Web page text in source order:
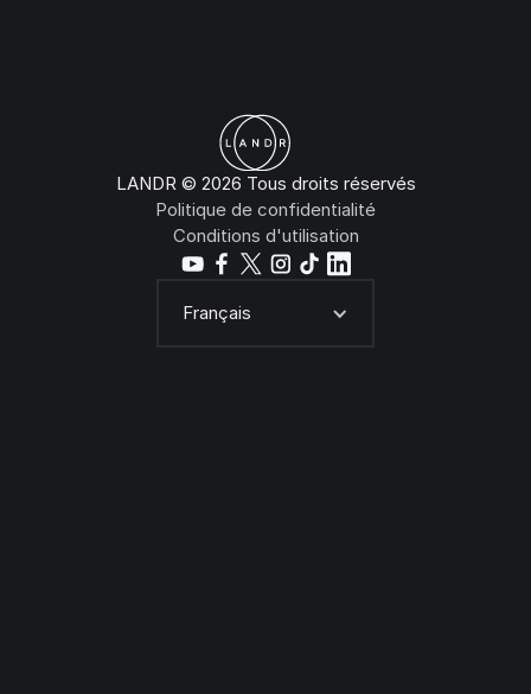
LANDR © 2026 Tous droits réservés
Politique de confidentialité
Conditions d'utilisation
Français